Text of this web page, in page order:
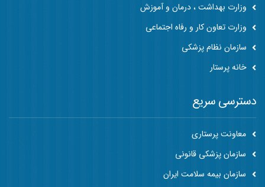
وزارت بهداشت ، درمان و آموزش
وزارت تعاون کار و رفاه اجتماعی
سازمان نظام پزشکی
خانه پرستار
دسترسی سریع
معاونت پرستاری
سازمان پزشکی قانونی
سازمان بیمه سلامت ایران